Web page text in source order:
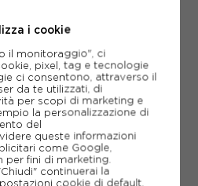
DA NOI
i cookie
il monitoraggio", ci
pixel, tag e tecnologie
ci consentono, attraverso il
da te utilizzati, di
per scopi di marketing e
la personalizzazione di
del
queste informazioni
come Google,
per fini di marketing.
continuerai la
cookie di default.